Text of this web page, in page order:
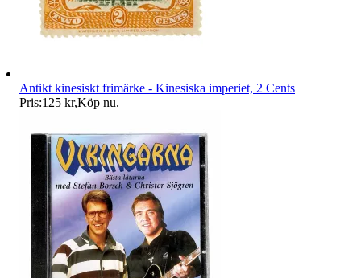
Antikt kinesiskt frimärke - Kinesiska imperiet, 2 Cents
Pris:125 kr,Köp nu.